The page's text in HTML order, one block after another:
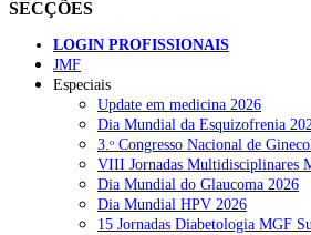
SECÇÕES
LOGIN PROFISSIONAIS
JMF
Especiais
Update em medicina 2026
Dia Mundial da Esquizofrenia
3.ᵒ Congresso Nacional de
VIII Jornadas Multidisciplinares
Dia Mundial do Glaucoma 2026
Dia Mundial HPV 2026
15 Jornadas Diabetologia MGF